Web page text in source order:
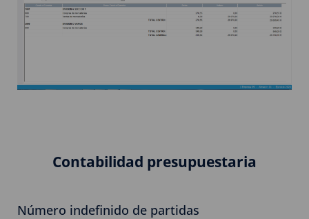
Contabilidad presupuestaria
Número indefinido de partidas